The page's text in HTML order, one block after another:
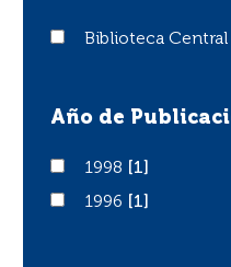
Biblioteca Central
Biblioteca Central
Año de
19981998
[1]
19961996 [1]